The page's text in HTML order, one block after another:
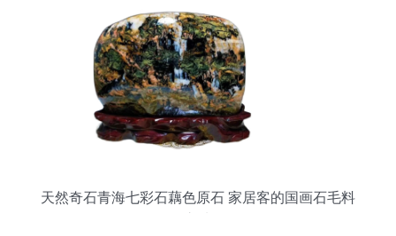
天然奇石青海七彩石藕色原石 家居客的国画石毛料